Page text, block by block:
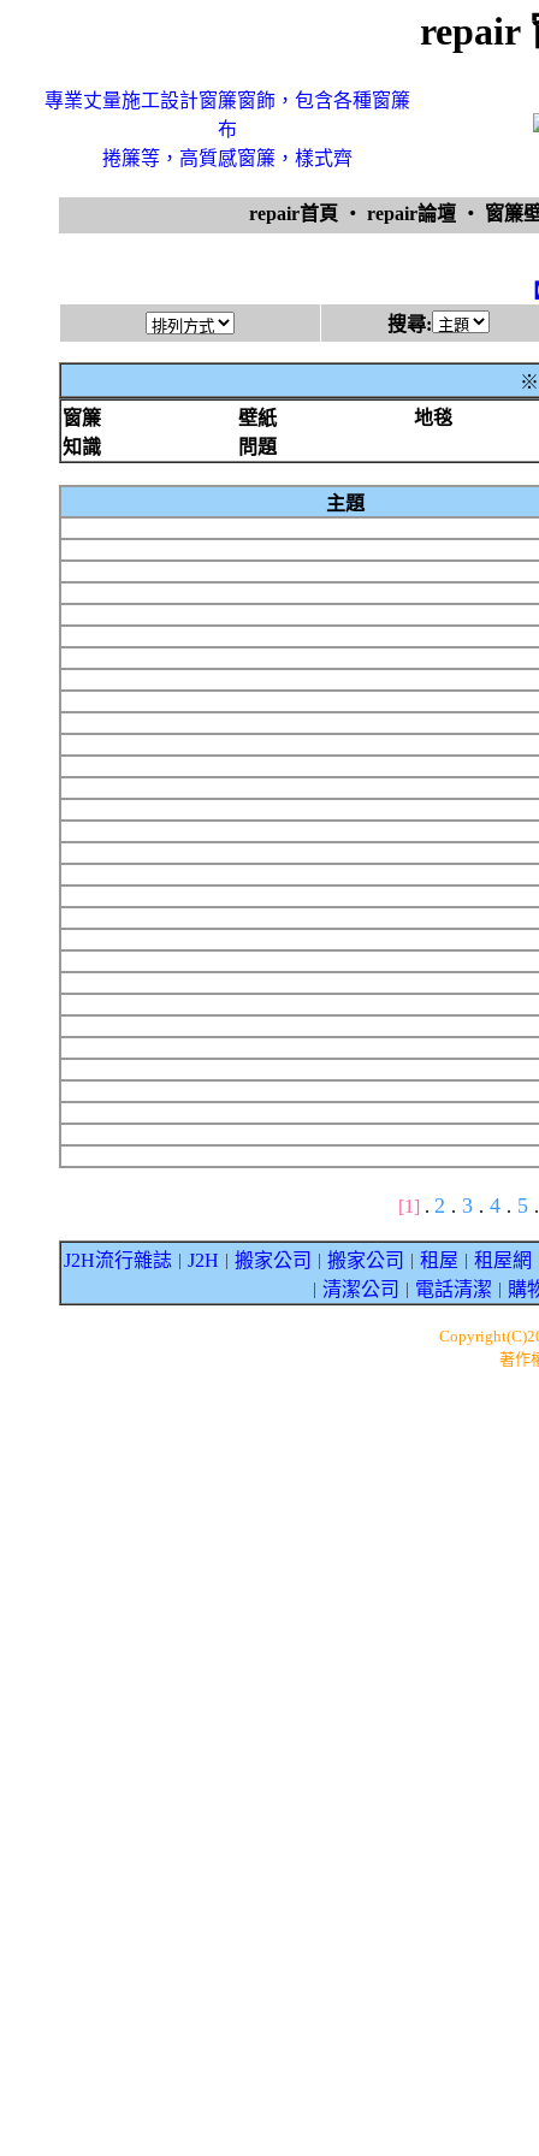
repair
專業丈量施工設計窗簾窗飾，包含各種窗簾
布
捲簾等，高質感窗簾，樣式齊
repair首頁 ‧ repair論壇 ‧ 窗簾
搜尋:
※
窗簾
壁紙
地毯
知識
問題
主題
[1] . 2 . 3 . 4 . 5 .
J2H流行雜誌 J2H 搬家公司 搬家公司 租屋 租屋網
清潔公司 電話清潔 購
著作